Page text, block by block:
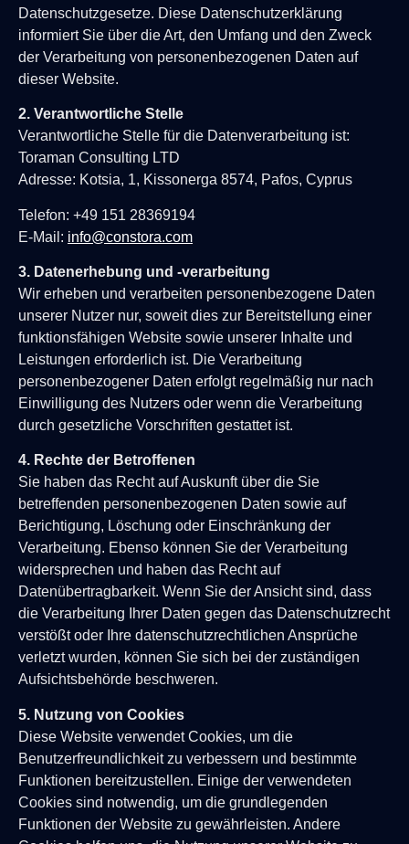
Datenschutzgesetze. Diese Datenschutzerklärung
informiert Sie über die Art, den Umfang und den Zweck
der Verarbeitung von personenbezogenen Daten auf
dieser Website.
2. Verantwortliche Stelle
Verantwortliche Stelle für die Datenverarbeitung ist:
Toraman Consulting LTD
Adresse: Kotsia, 1, Kissonerga 8574, Pafos, Cyprus
Telefon: +49 151 28369194
E-Mail: info@constora.com
3. Datenerhebung und -verarbeitung
Wir erheben und verarbeiten personenbezogene Daten
unserer Nutzer nur, soweit dies zur Bereitstellung einer
funktionsfähigen Website sowie unserer Inhalte und
Leistungen erforderlich ist. Die Verarbeitung
personenbezogener Daten erfolgt regelmäßig nur nach
Einwilligung des Nutzers oder wenn die Verarbeitung
durch gesetzliche Vorschriften gestattet ist.
4. Rechte der Betroffenen
Sie haben das Recht auf Auskunft über die Sie
betreffenden personenbezogenen Daten sowie auf
Berichtigung, Löschung oder Einschränkung der
Verarbeitung. Ebenso können Sie der Verarbeitung
widersprechen und haben das Recht auf
Datenübertragbarkeit. Wenn Sie der Ansicht sind, dass
die Verarbeitung Ihrer Daten gegen das Datenschutzrecht
verstößt oder Ihre datenschutzrechtlichen Ansprüche
verletzt wurden, können Sie sich bei der zuständigen
Aufsichtsbehörde beschweren.
5. Nutzung von Cookies
Diese Website verwendet Cookies, um die
Benutzerfreundlichkeit zu verbessern und bestimmte
Funktionen bereitzustellen. Einige der verwendeten
Cookies sind notwendig, um die grundlegenden
Funktionen der Website zu gewährleisten. Andere